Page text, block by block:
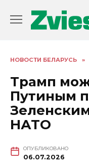
содержанию
НОВОСТИ БЕЛАРУСЬ »
Трамп
Путиным
НАТО
ОПУБЛИКОВАНО
06.07.2026